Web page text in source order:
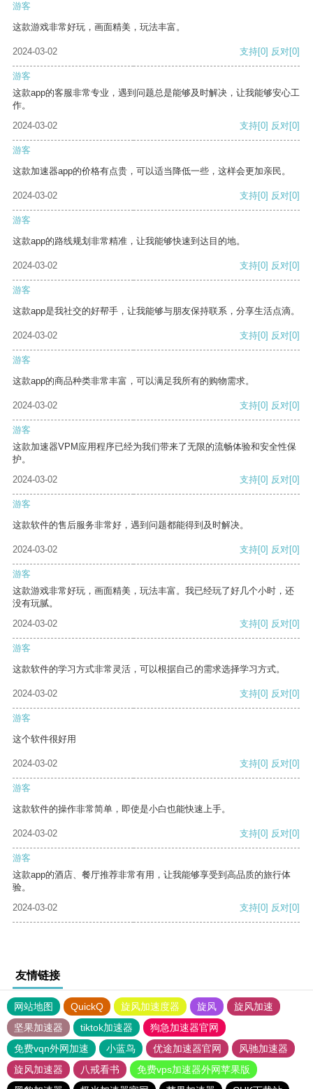
游客
这款游戏非常好玩，画面精美，玩法丰富。
2024-03-02 支持[0] 反对[0]
游客
这款app的客服非常专业，遇到问题总是能够及时解决，让我能够安心工
作。
2024-03-02
支持[0] 反对[0]
游客
这款加速器app的价格有点贵，可以适当降低一些，这样会更加亲民。
2024-03-02 支持[0] 反对[0]
游客
这款app的路线规划非常精准，让我能够快速到达目的地。
2024-03-02 支持[0] 反对[0]
游客
这款app是我社交的好帮手，让我能够与朋友保持联系，分享生活点滴。
2024-03-02 支持[0] 反对[0]
游客
这款app的商品种类非常丰富，可以满足我所有的购物需求。
2024-03-02 支持[0] 反对[0]
游客
这款加速器VPM应用程序已经为我们带来了无限的流畅体验和安全性保
护。
2024-03-02
支持[0] 反对[0]
游客
这款软件的售后服务非常好，遇到问题都能得到及时解决。
2024-03-02 支持[0] 反对[0]
游客
这款游戏非常好玩，画面精美，玩法丰富。我已经玩了好几个小时，还
没有玩腻。
2024-03-02
支持[0] 反对[0]
游客
这款软件的学习方式非常灵活，可以根据自己的需求选择学习方式。
2024-03-02 支持[0] 反对[0]
游客
这个软件很好用
2024-03-02 支持[0] 反对[0]
游客
这款软件的操作非常简单，即使是小白也能快速上手。
2024-03-02 支持[0] 反对[0]
游客
这款app的酒店、餐厅推荐非常有用，让我能够享受到高品质的旅行体
验。
2024-03-02
支持[0] 反对[0]
友情链接
网站地图 QuickQ 旋风加速度器 旋风
旋风加速
坚果加速器
tiktok加速器
狗急加速器官网
免费vqn外网加速
小蓝鸟 优途加速器官网
风驰加速器
旋风加速器
八戒看书
免费vps加速器外网苹果版